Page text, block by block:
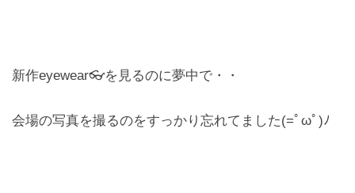
新作eyewear👓を見るのに夢中で・・
会場の写真を撮るのをすっかり忘れてました(=ﾟωﾟ)ﾉ